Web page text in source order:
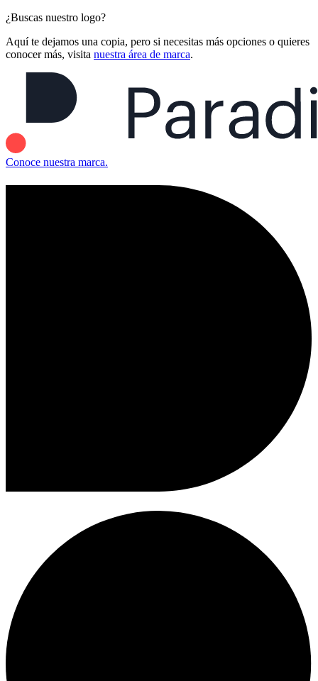
¿Buscas nuestro logo?
Aquí te dejamos una copia, pero si necesitas más opciones o quieres
conocer más, visita nuestra área de marca.
Conoce nuestra marca.